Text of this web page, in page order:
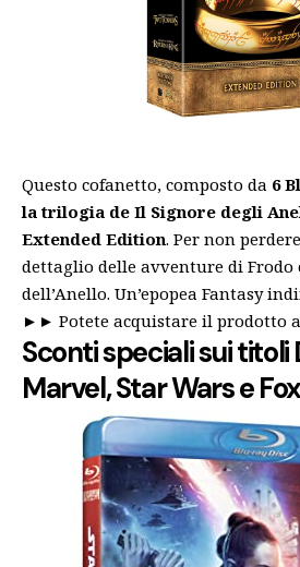
Questo cofanetto, composto da 6
la trilogia de Il Signore degli
Extended Edition. Per non
dettaglio delle avventure di Frodo
dell’Anello. Un’epopea Fantasy
►► Potete acquistare il prodotto
Sconti speciali sui titoli
Marvel, Star Wars e Fox